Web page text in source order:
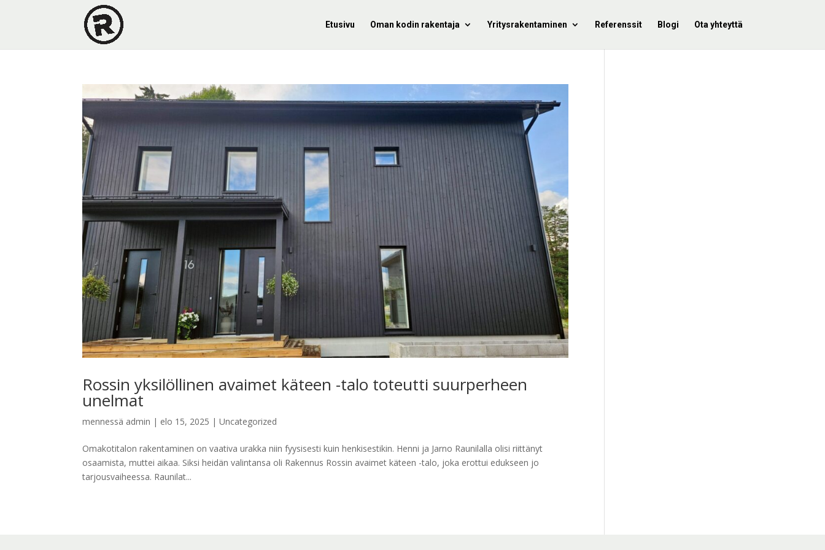
Etusivu Oman kodin rakentaja Yritysrakentaminen Referenssit Blogi Ota yhteyttä
Rossin yksilöllinen avaimet käteen -talo toteutti suurperheen
unelmat
mennessä admin | elo 15, 2025 |Uncategorized
Omakotitalon rakentaminen on vaativa urakka niin fyysisesti kuin henkisestikin. Henni ja Jarno Raunilalla olisi riittänyt
osaamista, muttei aikaa. Siksi heidän valintansa oli Rakennus Rossin avaimet käteen -talo, joka erottui edukseen jo
tarjousvaiheessa. Raunilat...